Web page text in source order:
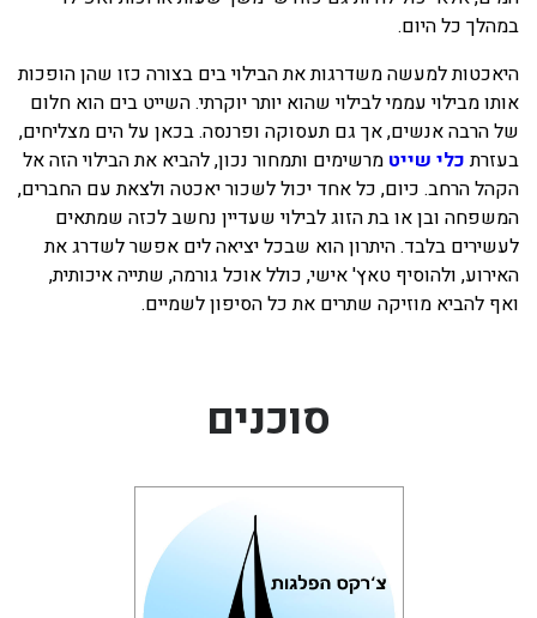
במהלך כל היום.
היאכטות למעשה משדרגות את הבילוי בים בצורה כזו שהן הופכות
אותו מבילוי עממי לבילוי שהוא יותר יוקרתי. השייט בים הוא חלום
של הרבה אנשים, אך גם תעסוקה ופרנסה. בכאן על הים מצליחים,
בעזרתכלי שייט מרשימים ותמחור נכון, להביא את הבילוי הזה אל
הקהל הרחב. כיום, כל אחד יכול לשכור יאכטה ולצאת עם החברים,
המשפחה ובן או בת הזוג לבילוי שעדיין נחשב לכזה שמתאים
לעשירים בלבד. היתרון הוא שבכל יציאה לים אפשר לשדרג את
האירוע, ולהוסיף טאץ' אישי, כולל אוכל גורמה, שתייה איכותית,
ואף להביא מוזיקה שתרים את כל הסיפון לשמיים.
סוכנים